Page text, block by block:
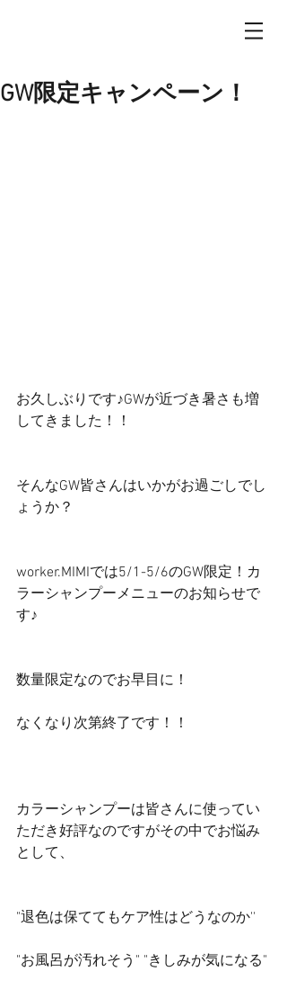
GW限定キャンペーン！
お久しぶりです♪GWが近づき暑さも増
してきました！！
そんなGW皆さんはいかがお過ごしでし
ょうか？
worker.MIMIでは5/1-5/6のGW限定！カ
ラーシャンプーメニューのお知らせで
す♪
数量限定なのでお早目に！
なくなり次第終了です！！
カラーシャンプーは皆さんに使ってい
ただき好評なのですがその中でお悩み
として、
"退色は保ててもケア性はどうなのか''
"お風呂が汚れそう" "きしみが気になる"